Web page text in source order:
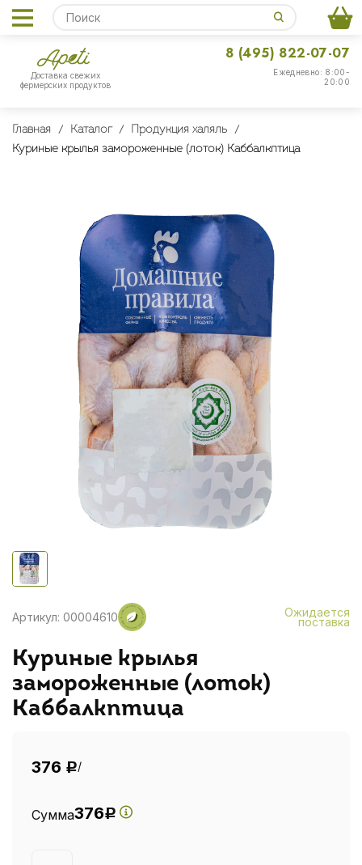
Доставка свежих
фермерских продуктов
Ежедневно: 8:00-
20:00
8 (495) 822-07-07
Главная Каталог
Продукция халяль
Куриные крылья замороженные (лоток) Каббалкптица
Артикул: 00004610 Ожидается
поставка
Куриные крылья
замороженные (лоток)
Каббалкптица
376 Р/
Сумма376Р